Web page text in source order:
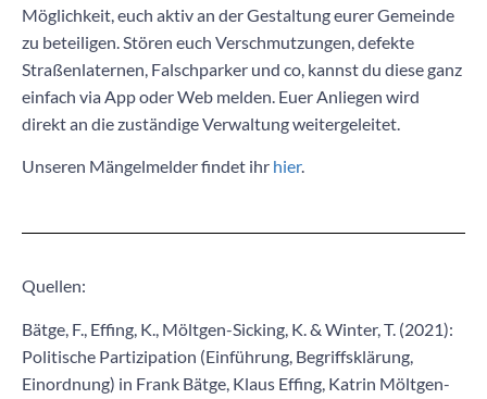
Möglichkeit, euch aktiv an der Gestaltung eurer Gemeinde
zu beteiligen. Stören euch Verschmutzungen, defekte
Straßenlaternen, Falschparker und co, kannst du diese ganz
einfach via App oder Web melden. Euer Anliegen wird
direkt an die zuständige Verwaltung weitergeleitet.
Unseren Mängelmelder findet ihr hier.
Quellen:
Bätge, F., Effing, K., Möltgen-Sicking, K. & Winter, T. (2021):
Politische Partizipation (Einführung, Begriffsklärung,
Einordnung) in Frank Bätge, Klaus Effing, Katrin Möltgen-